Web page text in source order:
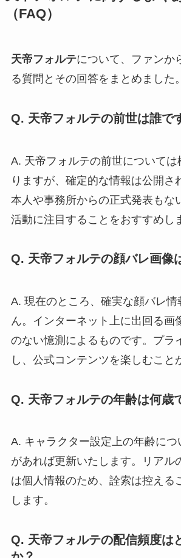
（FAQ）
天帝フォルテについて、ファンか
る質問とその回答をまとめました。
Q. 天帝フォルテの前世は誰で
A. 天帝フォルテの前世については
りますが、確定的な情報は公開さ
本人や事務所からの正式発表もな
活動に注目することをおすすめし
Q. 天帝フォルテの顔バレ画像
A. 現在のところ、確実な顔バレ
ん。インターネット上に出回る画
のない憶測によるものです。プラ
し、公式コンテンツを楽しむこと
Q. 天帝フォルテの年齢は何歳
A. キャラクター設定上の年齢につ
があれば更新いたします。リアル
は個人情報のため、詮索は控える
します。
Q. 天帝フォルテの配信頻度は